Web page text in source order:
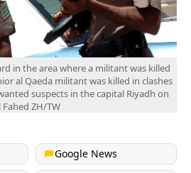
in the area where a militant was killed
al Qaeda militant was killed in clashes
suspects in the capital Riyadh on
Fahed ZH/TW
Google News